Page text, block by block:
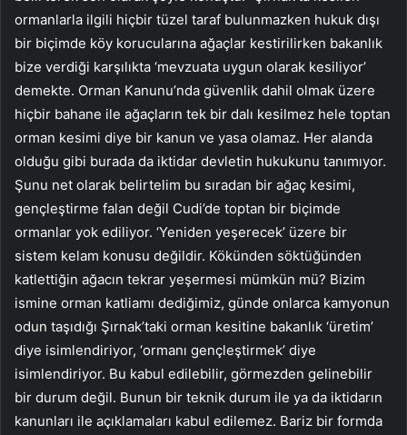
ormanlarla ilgili hiçbir tüzel taraf bulunmazken hukuk dışı
bir biçimde köy korucularına ağaçlar kestirilirken bakanlık
bize verdiği karşılıkta ‘mevzuata uygun olarak kesiliyor’
demekte. Orman Kanunu’nda güvenlik dahil olmak üzere
hiçbir bahane ile ağaçların tek bir dalı kesilmez hele toptan
orman kesimi diye bir kanun ve yasa olamaz. Her alanda
olduğu gibi burada da iktidar devletin hukukunu tanımıyor.
Şunu net olarak belirtelim bu sıradan bir ağaç kesimi,
gençleştirme falan değil Cudi’de toptan bir biçimde
ormanlar yok ediliyor. ‘Yeniden yeşerecek’ üzere bir
sistem kelam konusu değildir. Kökünden söktüğünden
katlettiğin ağacın tekrar yeşermesi mümkün mü? Bizim
ismine orman katliamı dediğimiz, günde onlarca kamyonun
odun taşıdığı Şırnak’taki orman kesitine bakanlık ‘üretim’
diye isimlendiriyor, ‘ormanı gençleştirmek’ diye
isimlendiriyor. Bu kabul edilebilir, görmezden gelinebilir
bir durum değil. Bunun bir teknik durum ile ya da iktidarın
kanunları ile açıklamaları kabul edilemez. Bariz bir formda